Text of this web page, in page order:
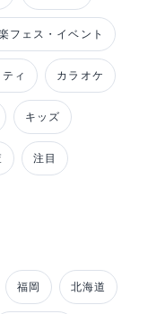
フェス・イベント
ィ カラオケ
キッズ
注目
福岡 北海道